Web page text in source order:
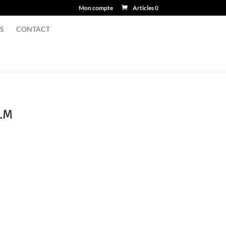
Mon compte Articles 0
CONTACT